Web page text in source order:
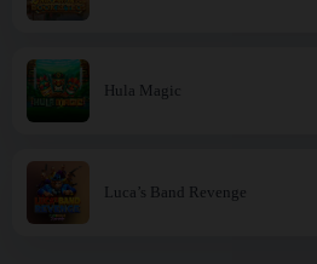
Hula Magic
Luca’s Band Revenge